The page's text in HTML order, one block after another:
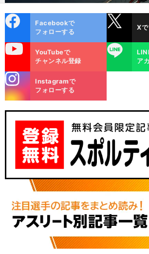
ok
Facebookで
フォローする
X
YouTubeで
チャンネル登録
LINE
ア
m
Instagramで
フォローする